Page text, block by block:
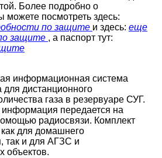
Более подробно о
посмотреть здесь:
по защите и здесь: еще
защите , а паспорт тут:
информационная система
для дистанционного
газа в резервуаре СУГ.
информация передается на
радиосвязи. Комплект
для домашнего
так и для АГЗС и
объектов.